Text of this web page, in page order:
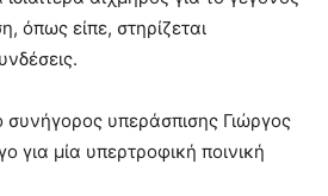
όπως είπε, στηρίζεται
υπεράσπισης Γιώργος
για μία υπερτροφική ποινική